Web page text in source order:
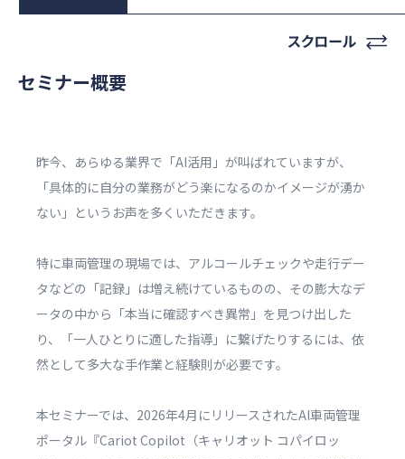
セミナー概要
昨今、あらゆる業界で「AI活用」が叫ばれていますが、
「具体的に自分の業務がどう楽になるのかイメージが湧か
ない」というお声を多くいただきます。
特に車両管理の現場では、アルコールチェックや走行デー
タなどの「記録」は増え続けているものの、その膨大なデ
ータの中から「本当に確認すべき異常」を見つけ出した
り、「一人ひとりに適した指導」に繋げたりするには、依
然として多大な手作業と経験則が必要です。
本セミナーでは、2026年4月にリリースされたAI車両管理
ポータル『Cariot Copilot（キャリオット コパイロッ